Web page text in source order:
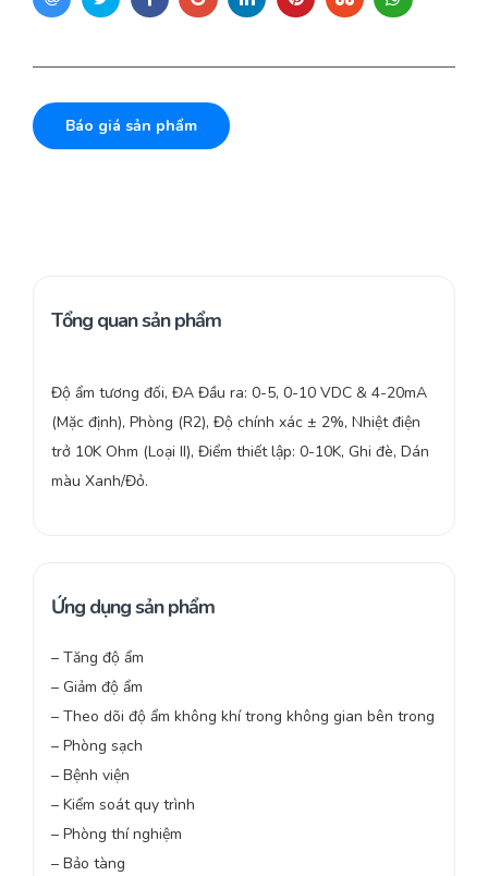
Báo giá sản phẩm
Tổng quan sản phẩm
Độ ẩm tương đối, ĐA Đầu ra: 0-5, 0-10 VDC & 4-20mA
(Mặc định), Phòng (R2), Độ chính xác ± 2%, Nhiệt điện
trở 10K Ohm (Loại II), Điểm thiết lập: 0-10K, Ghi đè, Dán
màu Xanh/Đỏ.
Ứng dụng sản phẩm
– Tăng độ ẩm
– Giảm độ ẩm
– Theo dõi độ ẩm không khí trong không gian bên trong
– Phòng sạch
– Bệnh viện
– Kiểm soát quy trình
– Phòng thí nghiệm
– Bảo tàng